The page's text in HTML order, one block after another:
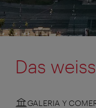
Das
GALERIA Y